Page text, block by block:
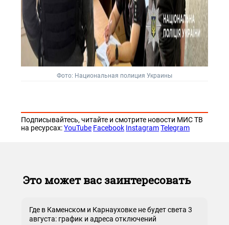
Фото: Национальная полиция Украины
Подписывайтесь, читайте и смотрите новости МИС ТВ
на ресурсах:YouTube Facebook Instagram Telegram
Это может вас заинтересовать
Где в Каменском и Карнауховке не будет света 3
августа: график и адреса отключений